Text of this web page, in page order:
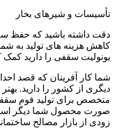
تأسیسات و شیرهای بخار
دقت داشته باشید که حفظ
کاهش هزینه های تولید به
یونولیت سقفی را دارید کمک
شما کار آفرینان که قصد
دیگری از کشور را دارید.
متخصص برای تولید فوم سقفی
صورت محصول شما دیگر
زودی از بازار مصالح